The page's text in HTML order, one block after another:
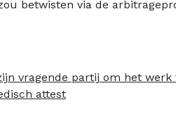
betwisten via de
vragende partij om het werk
attest